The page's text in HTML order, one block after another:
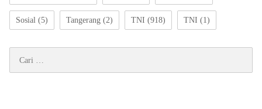
Sosial (5) Tangerang (2) TNI (918) TNI (1)
untuk: